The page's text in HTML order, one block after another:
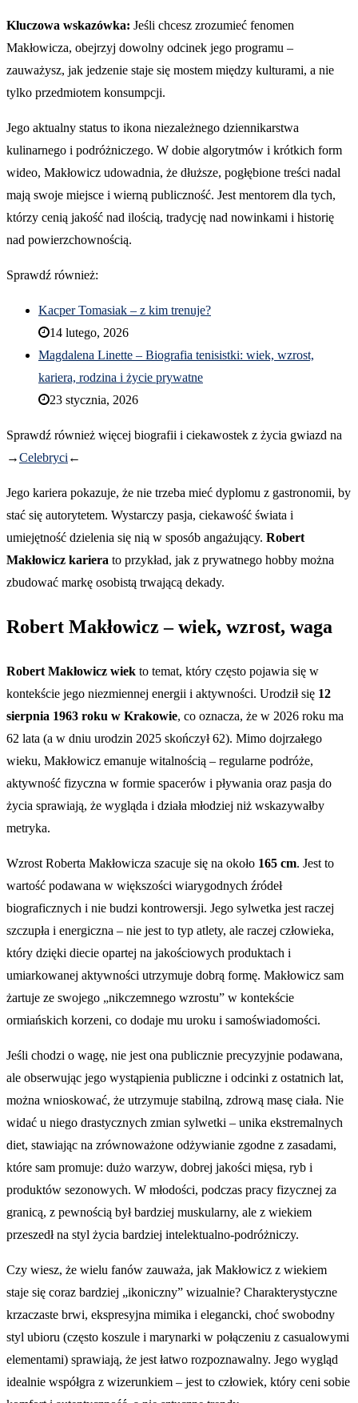
Kluczowa wskazówka: Jeśli chcesz zrozumieć fenomen
Makłowicza, obejrzyj dowolny odcinek jego programu –
zauważysz, jak jedzenie staje się mostem między kulturami, a nie
tylko przedmiotem konsumpcji.
Jego aktualny status to ikona niezależnego dziennikarstwa
kulinarnego i podróżniczego. W dobie algorytmów i krótkich form
wideo, Makłowicz udowadnia, że dłuższe, pogłębione treści nadal
mają swoje miejsce i wierną publiczność. Jest mentorem dla tych,
którzy cenią jakość nad ilością, tradycję nad nowinkami i historię
nad powierzchownością.
Sprawdź również:
Kacper Tomasiak – z kim trenuje?
14 lutego, 2026
Magdalena Linette – Biografia tenisistki: wiek, wzrost,
kariera, rodzina i życie prywatne
23 stycznia, 2026
Sprawdź również więcej biografii i ciekawostek z życia gwiazd na
→Celebryci ←
Jego kariera pokazuje, że nie trzeba mieć dyplomu z gastronomii, by
stać się autorytetem. Wystarczy pasja, ciekawość świata i
umiejętność dzielenia się nią w sposób angażujący. Robert
Makłowicz kariera to przykład, jak z prywatnego hobby można
zbudować markę osobistą trwającą dekady.
Robert Makłowicz – wiek, wzrost, waga
Robert Makłowicz wiek to temat, który często pojawia się w
kontekście jego niezmiennej energii i aktywności. Urodził się 12
sierpnia 1963 roku w Krakowie, co oznacza, że w 2026 roku ma
62 lata (a w dniu urodzin 2025 skończył 62). Mimo dojrzałego
wieku, Makłowicz emanuje witalnością – regularne podróże,
aktywność fizyczna w formie spacerów i pływania oraz pasja do
życia sprawiają, że wygląda i działa młodziej niż wskazywałby
metryka.
Wzrost Roberta Makłowicza szacuje się na około 165 cm. Jest to
wartość podawana w większości wiarygodnych źródeł
biograficznych i nie budzi kontrowersji. Jego sylwetka jest raczej
szczupła i energiczna – nie jest to typ atlety, ale raczej człowieka,
który dzięki diecie opartej na jakościowych produktach i
umiarkowanej aktywności utrzymuje dobrą formę. Makłowicz sam
żartuje ze swojego „nikczemnego wzrostu” w kontekście
ormiańskich korzeni, co dodaje mu uroku i samoświadomości.
Jeśli chodzi o wagę, nie jest ona publicznie precyzyjnie podawana,
ale obserwując jego wystąpienia publiczne i odcinki z ostatnich lat,
można wnioskować, że utrzymuje stabilną, zdrową masę ciała. Nie
widać u niego drastycznych zmian sylwetki – unika ekstremalnych
diet, stawiając na zrównoważone odżywianie zgodne z zasadami,
które sam promuje: dużo warzyw, dobrej jakości mięsa, ryb i
produktów sezonowych. W młodości, podczas pracy fizycznej za
granicą, z pewnością był bardziej muskularny, ale z wiekiem
przeszedł na styl życia bardziej intelektualno-podróżniczy.
Czy wiesz, że wielu fanów zauważa, jak Makłowicz z wiekiem
staje się coraz bardziej „ikoniczny” wizualnie? Charakterystyczne
krzaczaste brwi, ekspresyjna mimika i elegancki, choć swobodny
styl ubioru (często koszule i marynarki w połączeniu z casualowymi
elementami) sprawiają, że jest łatwo rozpoznawalny. Jego wygląd
idealnie współgra z wizerunkiem – jest to człowiek, który ceni sobie